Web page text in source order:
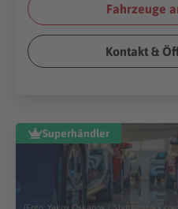
Fahrzeuge
Kontakt &
Superhändler
(Foto: Yakov Oskanov / Shutterstock.com